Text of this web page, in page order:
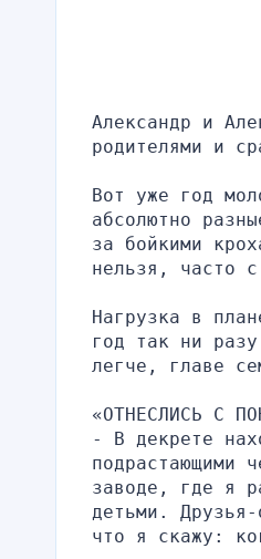
Александр и
родителями и
Вот уже год
абсолютно
за бойкими
нельзя, часто
Нагрузка в
год так ни
легче, главе
«ОТНЕСЛИСЬ С
- В декрете
подрастающими
заводе, где я
детьми.
что я скажу: